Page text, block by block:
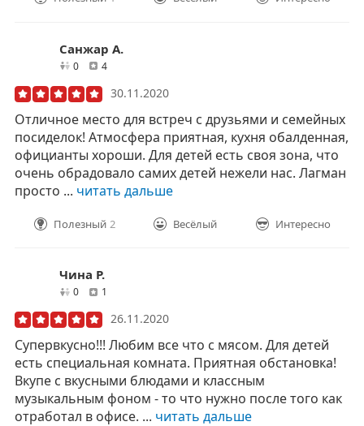
Санжар А.
0друзей
4отзывов
30.11.2020
Отличное место для встреч с друзьями и семейных
посиделок! Атмосфера приятная, кухня обалденная,
официанты хороши. Для детей есть своя зона, что
очень обрадовало самих детей нежели нас. Лагман
просто ... читать дальше
Полезный 2 Весёлый Интересно
Чина Р.
0друзей1
26.11.2020
Супервкусно!!! Любим все что с мясом. Для детей
есть специальная комната. Приятная обстановка!
Вкупе с вкусными блюдами и классным
музыкальным фоном - то что нужно после того как
отработал в офисе. ... читать дальше